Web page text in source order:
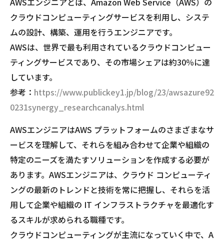
クラウドコンピューティングサービスを利用し、システ
ムの設計、構築、運用を行うエンジニアです。
AWSは、世界で最も利用されているクラウドコンピュー
ティングサービスであり、その市場シェアは約30％に達
しています。
参考： https://www.publickey1.jp/blog/23/awsazure92
0231synergy_researchcanalys.html
AWSエンジニアはAWS プラットフォームのさまざまなサ
ービスを理解して、それらを組み合わせて企業や組織の
特定のニーズを満たすソリューションを作成する必要が
あります。AWSエンジニアは、クラウド コンピューティ
ングの最新のトレンドと技術を常に把握し、それらを活
用して企業や組織の IT インフラストラクチャを最適化す
るスキルが求められる職種です。
クラウドコンピューティングが主流になっていく中で、A